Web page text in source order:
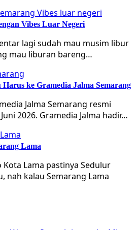
Vibes Luar Negeri
lagi sudah mau musim libur
mau liburan bareng…
ke Gramedia Jalma Semarang
Jalma Semarang resmi
2026. Gramedia Jalma hadir…
Lama
Lama pastinya Sedulur
nah kalau Semarang Lama